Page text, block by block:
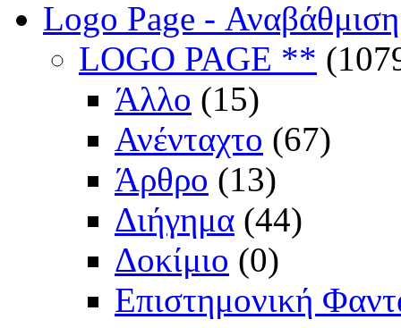
Logo Page -
LOGO PAGE **
Άλλο (15)
Ανένταχτο (67)
Άρθρο (13)
Διήγημα (44)
Δοκίμιο (0)
Επιστημονική